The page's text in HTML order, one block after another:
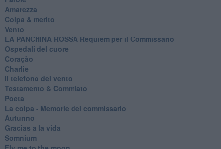
Amarezza
Colpa & merito
Vento
​LA PANCHINA ROSSA Requiem per il Commissario
Ospedali del cuore
Coraçào
Charlie
Il telefono del vento
Testamento & Commiato
Poeta
​La colpa - Memorie del commissario
Autunno
Gracias a la vida
Somnium